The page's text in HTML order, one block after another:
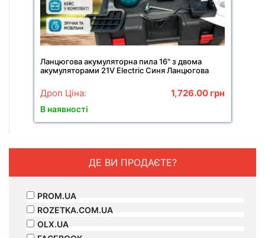
Ланцюгова акумуляторна пила 16" з двома
акумуляторами 21V Electric Синя Ланцюгова
Дроп Ціна: 1,726.00 грн
В наявності
ДЕ ВИ ПРОДАЄТЕ?
PROM.UA
ROZETKA.COM.UA
OLX.UA